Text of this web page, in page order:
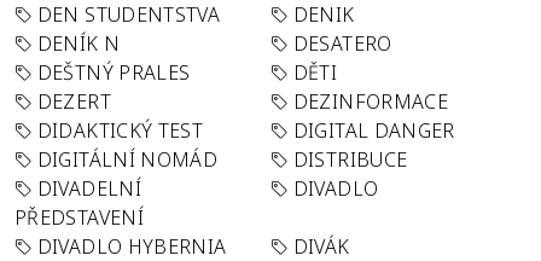
DEN STUDENTSTVA
DENIK
DENÍK N
DESATERO
DEŠTNÝ PRALES
DĚTI
DEZERT
DEZINFORMACE
DIDAKTICKÝ TEST
DIGITAL DANGER
DIGITÁLNÍ NOMÁD
DISTRIBUCE
DIVADELNÍ
PŘEDSTAVENÍ
DIVADLO
DIVADLO HYBERNIA
DIVÁK